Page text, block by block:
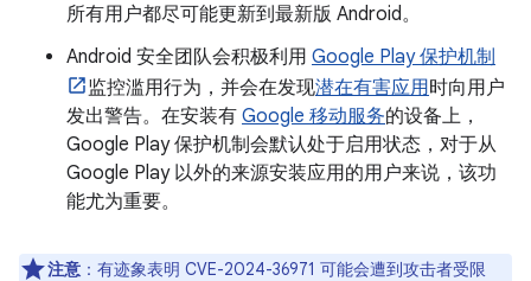
所有用户都尽可能更新到最新版 Android。
Android 安全团队会积极利用 Google Play 保护机制
监控滥用行为，并会在发现潜在有害应用时向用户
发出警告。在安装有 Google 移动服务的设备上，
Google Play 保护机制会默认处于启用状态，对于从
Google Play 以外的来源安装应用的用户来说，该功
能尤为重要。
注意 ：有迹象表明 CVE-2024-36971 可能会遭到攻击者受限